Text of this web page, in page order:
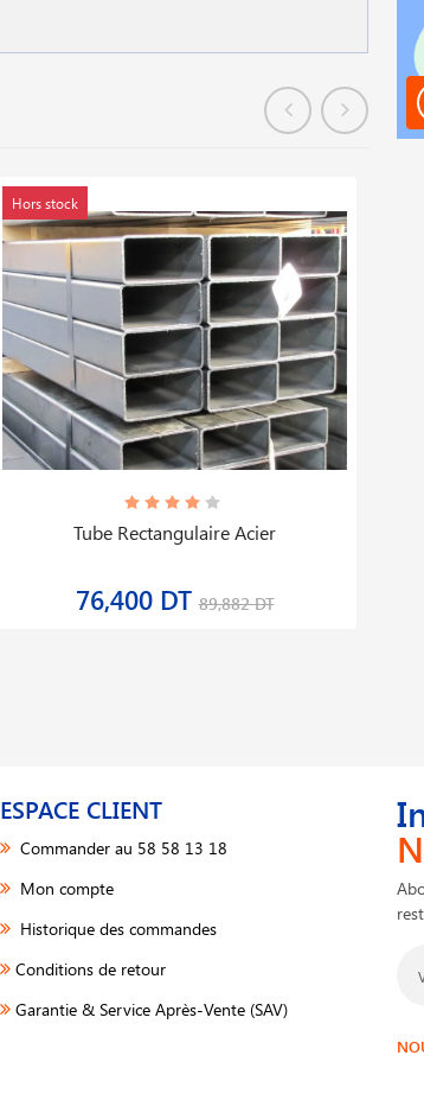
Hors stock
Tube Rectangulaire Acier
76,400 DT89,882 DT
ESPACE CLIENT
Commander au 58 58 13 18
Mon compte
Historique des commandes
Conditions de retour
Garantie & Service Après-Vente (SAV)